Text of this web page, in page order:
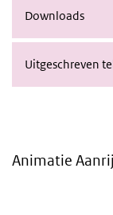
Downloads
Uitgeschreven
Animatie